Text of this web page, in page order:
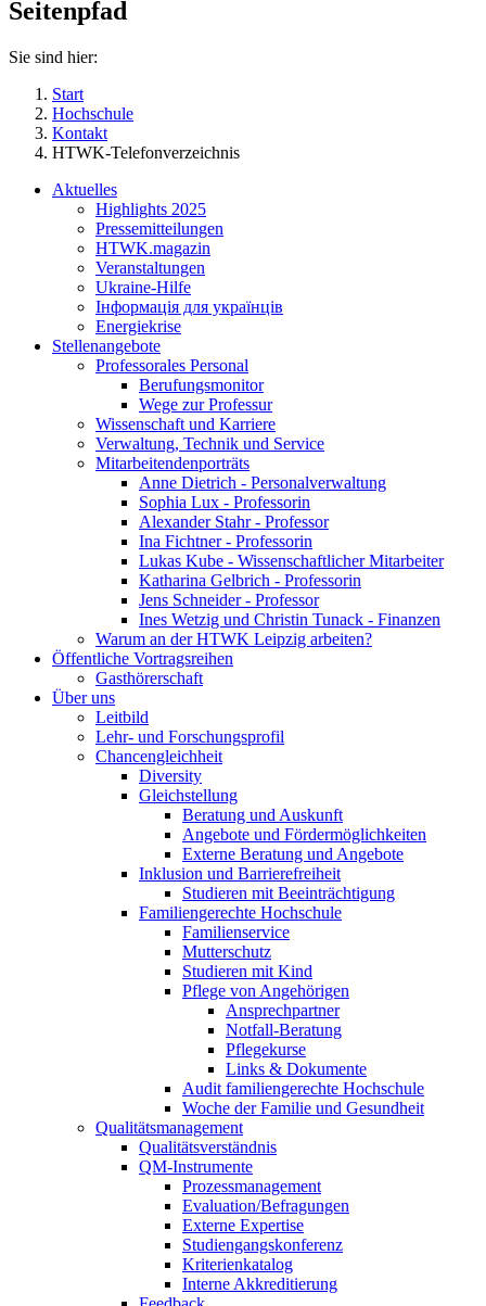
Seitenpfad
Sie sind hier:
Start
Hochschule
Kontakt
HTWK-Telefonverzeichnis
Aktuelles
Highlights 2025
Pressemitteilungen
HTWK.magazin
Veranstaltungen
Ukraine-Hilfe
Інформація для українців
Energiekrise
Stellenangebote
Professorales Personal
Berufungsmonitor
Wege zur Professur
Wissenschaft und Karriere
Verwaltung, Technik und Service
Mitarbeitendenporträts
Anne Dietrich - Personalverwaltung
Sophia Lux - Professorin
Alexander Stahr - Professor
Ina Fichtner - Professorin
Lukas Kube - Wissenschaftlicher Mitarbeiter
Katharina Gelbrich - Professorin
Jens Schneider - Professor
Ines Wetzig und Christin Tunack - Finanzen
Warum an der HTWK Leipzig arbeiten?
Öffentliche Vortragsreihen
Gasthörerschaft
Über uns
Leitbild
Lehr- und Forschungsprofil
Chancengleichheit
Diversity
Gleichstellung
Beratung und Auskunft
Angebote und Fördermöglichkeiten
Externe Beratung und Angebote
Inklusion und Barrierefreiheit
Studieren mit Beeinträchtigung
Familiengerechte Hochschule
Familienservice
Mutterschutz
Studieren mit Kind
Pflege von Angehörigen
Ansprechpartner
Notfall-Beratung
Pflegekurse
Links & Dokumente
Audit familiengerechte Hochschule
Woche der Familie und Gesundheit
Qualitätsmanagement
Qualitätsverständnis
QM-Instrumente
Prozessmanagement
Evaluation/Befragungen
Externe Expertise
Studiengangskonferenz
Kriterienkatalog
Interne Akkreditierung